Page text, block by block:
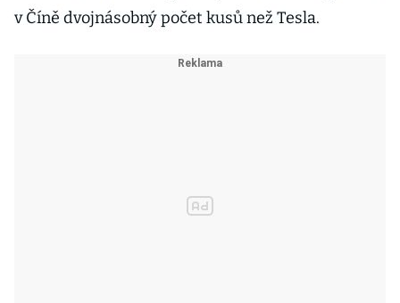
v Číně dvojnásobný počet kusů než Tesla.